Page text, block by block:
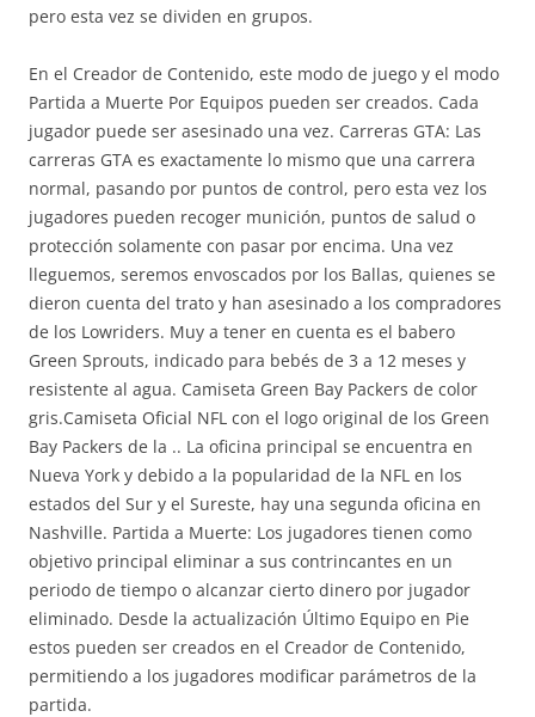
pero esta vez se dividen en grupos.
En el Creador de Contenido, este modo de juego y el modo
Partida a Muerte Por Equipos pueden ser creados. Cada
jugador puede ser asesinado una vez. Carreras GTA: Las
carreras GTA es exactamente lo mismo que una carrera
normal, pasando por puntos de control, pero esta vez los
jugadores pueden recoger munición, puntos de salud o
protección solamente con pasar por encima. Una vez
lleguemos, seremos envoscados por los Ballas, quienes se
dieron cuenta del trato y han asesinado a los compradores
de los Lowriders. Muy a tener en cuenta es el babero
Green Sprouts, indicado para bebés de 3 a 12 meses y
resistente al agua. Camiseta Green Bay Packers de color
gris.Camiseta Oficial NFL con el logo original de los Green
Bay Packers de la .. La oficina principal se encuentra en
Nueva York y debido a la popularidad de la NFL en los
estados del Sur y el Sureste, hay una segunda oficina en
Nashville. Partida a Muerte: Los jugadores tienen como
objetivo principal eliminar a sus contrincantes en un
periodo de tiempo o alcanzar cierto dinero por jugador
eliminado. Desde la actualización Último Equipo en Pie
estos pueden ser creados en el Creador de Contenido,
permitiendo a los jugadores modificar parámetros de la
partida.